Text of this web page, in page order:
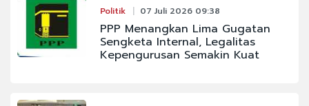
Politik 07 Juli 2026 09:38
PPP Menangkan Lima Gugatan
Sengketa Internal, Legalitas
Kepengurusan Semakin Kuat